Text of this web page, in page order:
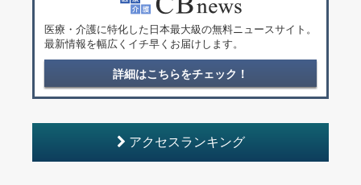
医療・介護に特化した日本最大級の無料ニュースサイト。
最新情報を幅広くイチ早くお届けします。
詳細はこちらをチェック！
アクセスランキング